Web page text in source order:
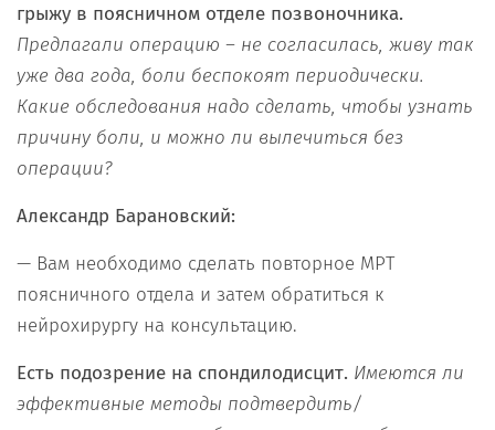
грыжу в поясничном отделе позвоночника.
Предлагали операцию – не согласилась, живу так
уже два года, боли беспокоят периодически.
Какие обследования надо сделать, чтобы узнать
причину боли, и можно ли вылечиться без
операции?
Александр Барановский:
— Вам необходимо сделать повторное МРТ
поясничного отдела и затем обратиться к
нейрохирургу на консультацию.
Есть подозрение на спондилодисцит. Имеются ли
эффективные методы подтвердить/